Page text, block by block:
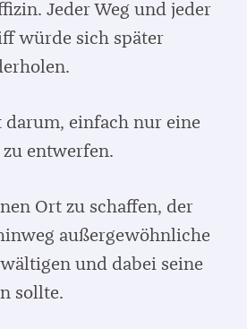
Jeder Weg und jeder
würde sich später
darum, einfach nur eine
entwerfen.
Ort zu schaffen, der
außergewöhnliche
und dabei seine
sollte.